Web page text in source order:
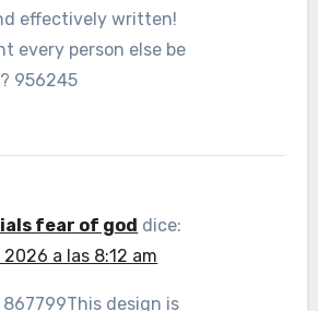
effectively written!
every person else be
956245
fear of god dice:
2026 a las 8:12 am
design is